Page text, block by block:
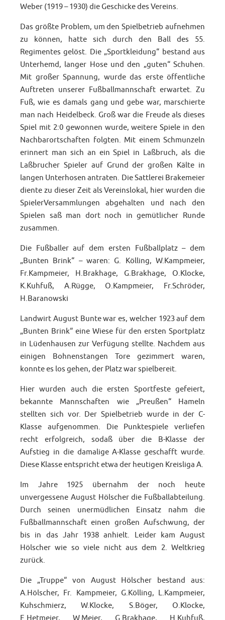
Weber (1919 – 1930) die Geschicke des Vereins.
Das größte Problem, um den Spielbetrieb aufnehmen
zu können, hatte sich durch den Ball des 55.
Regimentes gelöst. Die „Sportkleidung“ bestand aus
Unterhemd, langer Hose und den „guten“ Schuhen.
Mit großer Spannung, wurde das erste öffentliche
Auftreten unserer Fußballmannschaft erwartet. Zu
Fuß, wie es damals gang und gebe war, marschierte
man nach Heidelbeck. Groß war die Freude als dieses
Spiel mit 2:0 gewonnen wurde, weitere Spiele in den
Nachbarortschaften folgten. Mit einem Schmunzeln
erinnert man sich an ein Spiel in Laßbruch, als die
Laßbrucher Spieler auf Grund der großen Kälte in
langen Unterhosen antraten. Die Sattlerei Brakemeier
diente zu dieser Zeit als Vereinslokal, hier wurden die
SpielerVersammlungen abgehalten und nach den
Spielen saß man dort noch in gemütlicher Runde
zusammen.
Die Fußballer auf dem ersten Fußballplatz – dem
„Bunten Brink“ – waren: G. Kölling, W.Kampmeier,
Fr.Kampmeier, H.Brakhage, G.Brakhage, O.Klocke,
K.Kuhfuß, A.Rügge, O.Kampmeier, Fr.Schröder,
H.Baranowski
Landwirt August Bunte war es, welcher 1923 auf dem
„Bunten Brink“ eine Wiese für den ersten Sportplatz
in Lüdenhausen zur Verfügung stellte. Nachdem aus
einigen Bohnenstangen Tore gezimmert waren,
konnte es los gehen, der Platz war spielbereit.
Hier wurden auch die ersten Sportfeste gefeiert,
bekannte Mannschaften wie „Preußen“ Hameln
stellten sich vor. Der Spielbetrieb wurde in der C-
Klasse aufgenommen. Die Punktespiele verliefen
recht erfolgreich, sodaß über die B-Klasse der
Aufstieg in die damalige A-Klasse geschafft wurde.
Diese Klasse entspricht etwa der heutigen Kreisliga A.
Im Jahre 1925 übernahm der noch heute
unvergessene August Hölscher die Fußballabteilung.
Durch seinen unermüdlichen Einsatz nahm die
Fußballmannschaft einen großen Aufschwung, der
bis in das Jahr 1938 anhielt. Leider kam August
Hölscher wie so viele nicht aus dem 2. Weltkrieg
zurück.
Die „Truppe“ von August Hölscher bestand aus:
A.Hölscher, Fr. Kampmeier, G.Kölling, L.Kampmeier,
Kuhschmierz, W.Klocke, S.Böger, O.Klocke,